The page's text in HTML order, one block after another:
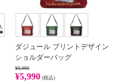
ダジュール プリントデザイン
ショルダーバッグ
¥8,990
¥5,990 (税込)